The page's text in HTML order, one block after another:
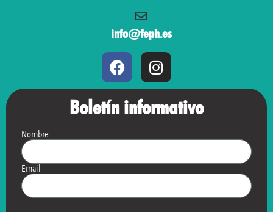
info@feph.es
Boletín informativo
Nombre
Email